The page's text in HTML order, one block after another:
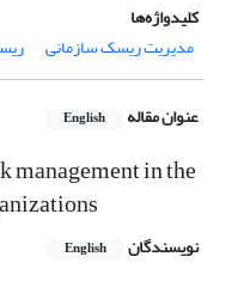
کلیدواژه‌ها
مدیریت ریسک سازمانی
عنوان مقاله English
in the
نویسندگان English